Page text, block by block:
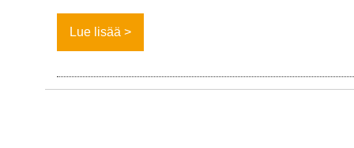
Lue lisää